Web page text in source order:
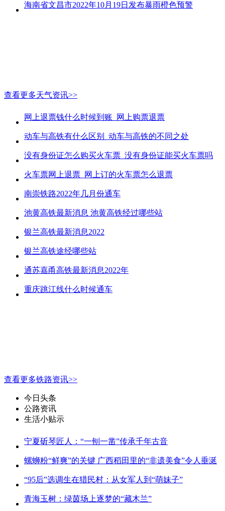
海南省文昌市2022年10月19日发布暴雨橙色预警
查看更多天气资讯>>
网上退票钱什么时候到账_网上购票退票
动车与高铁有什么区别_动车与高铁的不同之处
没有身份证怎么购买火车票_没有身份证能买火车票吗
火车票网上退票_网上订的火车票怎么退票
南崇铁路2022年几月份通车
池黄高铁最新消息 池黄高铁经过哪些站
银兰高铁最新消息2022
银兰高铁途经哪些站
通苏嘉甬高铁最新消息2022年
重庆跳江线什么时候通车
查看更多铁路资讯>>
今日头条
公路资讯
生活小贴示
宁夏斫琴匠人：“一刨一凿”传承千年古音
螺蛳粉“鲜爽”的关键 广西稻田里的“非遗美食”令人垂涎
“95后”选调生在猎民村：从女军人到“萌妹子”
青海玉树：绿茵场上逐梦的“藏木兰”